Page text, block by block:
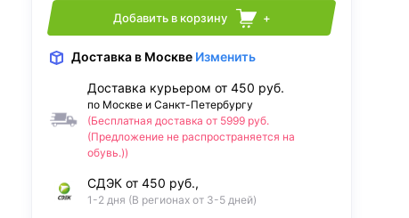
Добавить в корзину +
Доставка в Москве Изменить
Доставка курьером от 450 руб.
по Москве и Санкт-Петербургу
(Бесплатная доставка от 5999 руб.
(Предложение не распространяется на
обувь.))
СДЭК от 450 руб.,
1-2 дня (В регионах от 3-5 дней)